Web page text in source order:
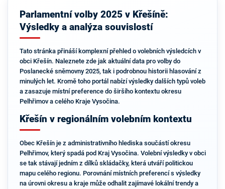
Parlamentní volby 2025 v Křešíně:
Výsledky a analýza souvislostí
Tato stránka přináší komplexní přehled o volebních výsledcích v
obci Křešín. Naleznete zde jak aktuální data pro volby do
Poslanecké sněmovny 2025, tak i podrobnou historii hlasování z
minulých let. Kromě toho portál nabízí výsledky dalších typů voleb
a zasazuje místní preference do širšího kontextu okresu
Pelhřimov a celého Kraje Vysočina.
Křešín v regionálním volebním kontextu
Obec Křešín je z administrativního hlediska součástí okresu
Pelhřimov, který spadá pod Kraj Vysočina. Volební výsledky v obci
se tak stávají jedním z dílků skládačky, která utváří politickou
mapu celého regionu. Porovnání místních preferencí s výsledky
na úrovni okresu a kraje může odhalit zajímavé lokální trendy a